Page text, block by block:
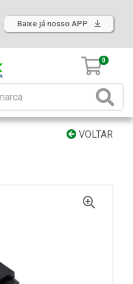
Baixe já nosso APP
0
VOLTAR